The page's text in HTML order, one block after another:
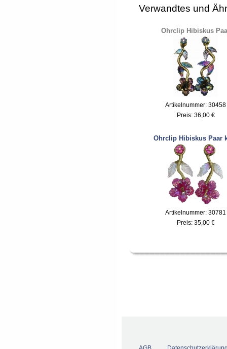
Verwandtes und
Ohrclip Hibiskus
Artikelnummer: 30458
Preis: 36,00 €
Ohrclip Hibiskus Paar
Artikelnummer: 30781
Preis: 35,00 €